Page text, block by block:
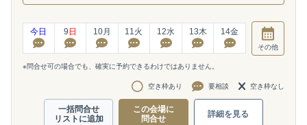
今日 9 日 10月 11火 12水 13木 14金
その他
※問合せ可の場合でも、確実に予約できるわけではありません。
空き枠あり 要相談 空き枠なし
一括問合せ
リストに追加
この会場に
問合せ
詳細を見る